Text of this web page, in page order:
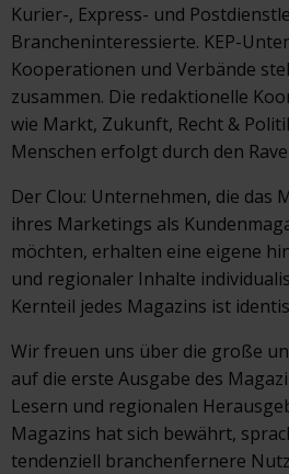
Kurier-, Express- und
Brancheninteressierte. KEP-
Kooperationen und Verbände
zusammen. Die redaktionelle
wie Markt, Zukunft, Recht &
Menschen erfolgt durch den
Der Clou: Unternehmen, die das
ihres Marketings als
möchten, erhalten eine eigene
und regionaler Inhalte
Kernteil jedes Magazins ist
Wir freuen uns über die große
auf die erste Ausgabe des
Lesern und regionalen
Magazins hat sich bewährt,
tendenziell branchenfernere